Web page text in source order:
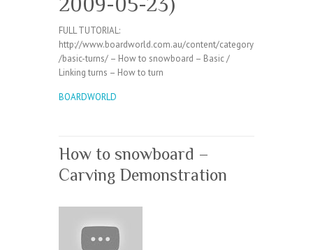
FULL TUTORIAL:
http://www.boardworld.com.au/content/category
/basic-turns/ – How to snowboard – Basic /
Linking turns – How to turn
BOARDWORLD
How to snowboard –
Carving Demonstration